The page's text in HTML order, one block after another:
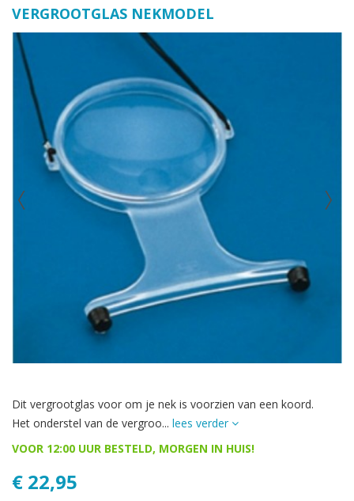
VERGROOTGLAS NEKMODEL
Dit vergrootglas voor om je nek is voorzien van een koord.
Het onderstel van de vergroo... lees verder
VOOR 12:00 UUR BESTELD, MORGEN IN HUIS!
€ 22,95